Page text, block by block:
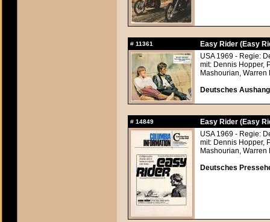
# 11361
Easy Rider (Easy
USA 1969 - Regie:
mit: Dennis Hopper,
Mashourian, Warren
Deutsches
# 14849
Easy Rider (Easy
USA 1969 - Regie:
mit: Dennis Hopper,
Mashourian, Warren
Deutsches